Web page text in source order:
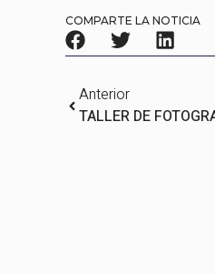
COMPARTE LA NOTICIA
Anterior